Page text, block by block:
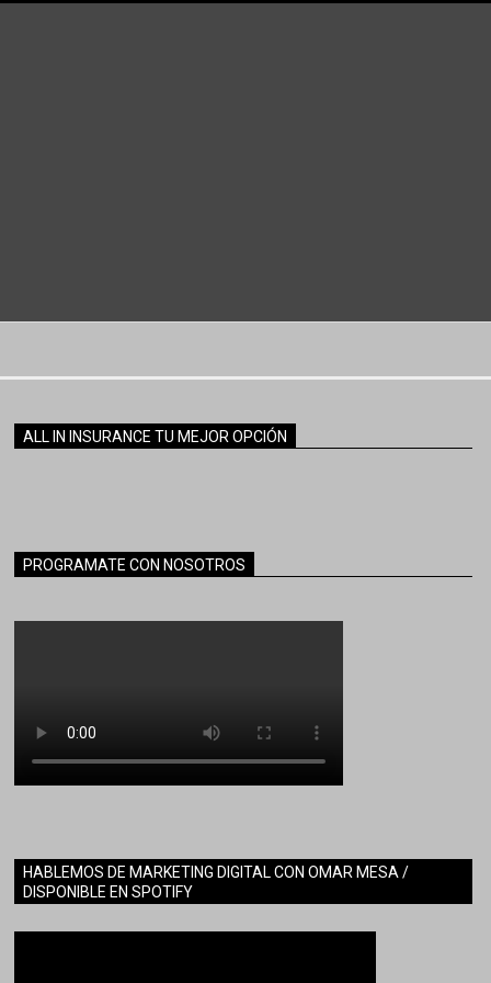
ALL IN INSURANCE TU MEJOR OPCIÓN
PROGRAMATE CON NOSOTROS
HABLEMOS DE MARKETING DIGITAL CON OMAR MESA /
DISPONIBLE EN SPOTIFY